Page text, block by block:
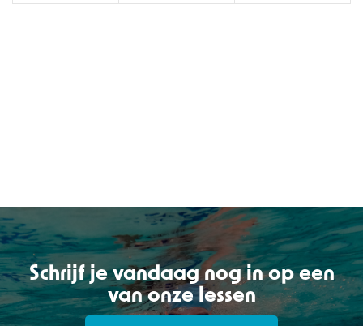
Schrijf je vandaag nog in op een
van onze lessen